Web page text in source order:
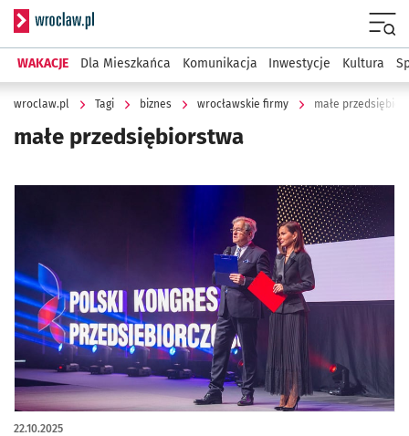
Serwis informacyjny wroclaw.pl
WAKACJE Dla Mieszkańca Komunikacja Inwestycje Kultura
wroclaw.pl Tagi biznes wrocławskie firmy małe
małe przedsiębiorstwa
22.10.2025